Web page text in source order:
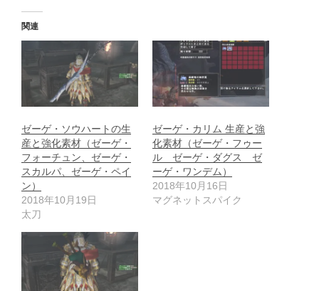
関連
ゼーゲ・ソウハートの生
産と強化素材（ゼーゲ・
フォーチュン、ゼーゲ・
スカルパ、ゼーゲ・ペイ
ン）
2018年10月19日
太刀
ゼーゲ・カリム 生産と強
化素材（ゼーゲ・フゥー
ル ゼーゲ・ダグス ゼ
ーゲ・ワンデム）
2018年10月16日
マグネットスパイク